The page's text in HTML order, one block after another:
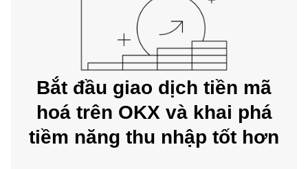
Bắt đầu giao dịch tiền mã
hoá trên OKX và khai phá
tiềm năng thu nhập tốt hơn